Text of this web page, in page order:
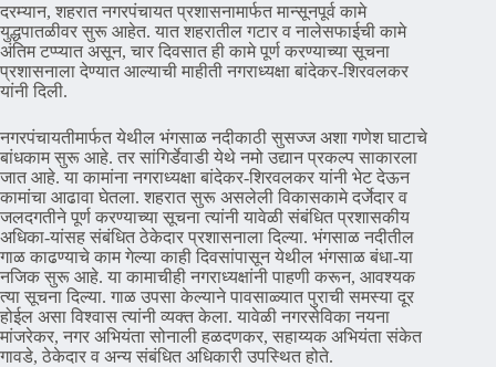
दरम्यान, शहरात नगरपंचायत प्रशासनामार्फत मान्सूनपूर्व कामे
युद्धपातळीवर सुरू आहेत. यात शहरातील गटार व नालेसफाईची कामे
अंतिम टप्प्यात असून, चार दिवसात ही कामे पूर्ण करण्याच्या सूचना
प्रशासनाला देण्यात आल्याची माहीती नगराध्यक्षा बांदेकर-शिरवलकर
यांनी दिली.
नगरपंचायतीमार्फत येथील भंगसाळ नदीकाठी सुसज्ज अशा गणेश घाटाचे
बांधकाम सुरू आहे. तर सांगिर्डेवाडी येथे नमो उद्यान प्रकल्प साकारला
जात आहे. या कामांना नगराध्यक्षा बांदेकर-शिरवलकर यांनी भेट देऊन
कामांचा आढावा घेतला. शहरात सुरू असलेली विकासकामे दर्जेदार व
जलदगतीने पूर्ण करण्याच्या सूचना त्यांनी यावेळी संबंधित प्रशासकीय
अधिका-यांसह संबंधित ठेकेदार प्रशासनाला दिल्या. भंगसाळ नदीतील
गाळ काढण्याचे काम गेल्या काही दिवसांपासून येथील भंगसाळ बंधा-या
नजिक सुरू आहे. या कामाचीही नगराध्यक्षांनी पाहणी करून, आवश्यक
त्या सूचना दिल्या. गाळ उपसा केल्याने पावसाळ्यात पुराची समस्या दूर
होईल असा विश्वास त्यांनी व्यक्त केला. यावेळी नगरसेविका नयना
मांजरेकर, नगर अभियंता सोनाली हळदणकर, सहाय्यक अभियंता संकेत
गावडे, ठेकेदार व अन्य संबंधित अधिकारी उपस्थित होते.